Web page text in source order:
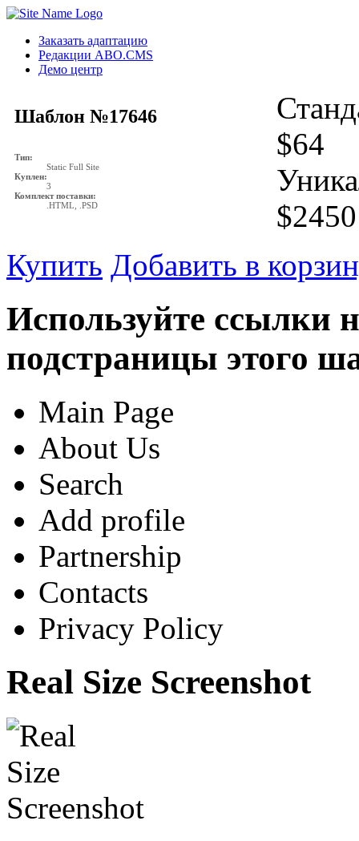
Заказать адаптацию
Редакции ABO.CMS
Демо центр
Шаблон №17646
Тип:
Static Full Site
Куплен:
3
Комплект поставки:
.HTML, .PSD
$64
$2450
Купить Добавить в
Используйте cсылки
подстраницы этого
Main Page
About Us
Search
Add profile
Partnership
Contacts
Privacy Policy
Real Size Screenshot